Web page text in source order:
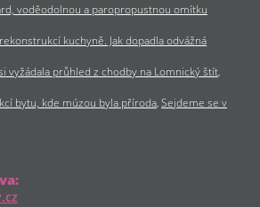
voděodolnou a paropropustnou omítku
kuchyně. Jak dopadla odvážná
vyžádala průhled z chodby na Lomnický štít
bytu, kde múzou byla příroda Sejdeme se v